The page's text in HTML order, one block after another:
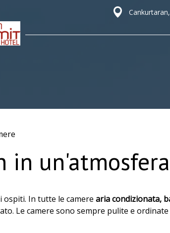
in
In tutte le camere aria condizionata,
Le camere sono sempre pulite e